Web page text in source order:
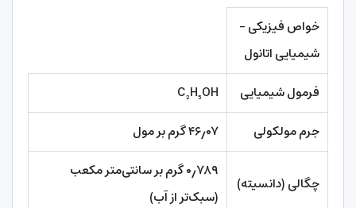
خواص فیزیکی –
شیمیایی اتانول
فرمول شیمیایی
C₂H₅OH
جرم مولکولی
۴۶٫۰۷ گرم بر مول
چگالی (دانسیته)
۰٫۷۸۹ گرم بر سانتی‌متر مکعب
(سبک‌تر از آب)